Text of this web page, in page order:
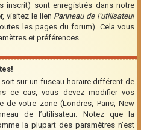
inscrit) sont enregistrés dans notre
visitez le lien Panneau de l’utilisateur
les pages du forum). Cela vous
et préférences.
sur un fuseau horaire différent de
ce cas, vous devez modifier vos
de votre zone (Londres, Paris, New
de l’utilisateur. Notez que la
la plupart des paramètres n’est